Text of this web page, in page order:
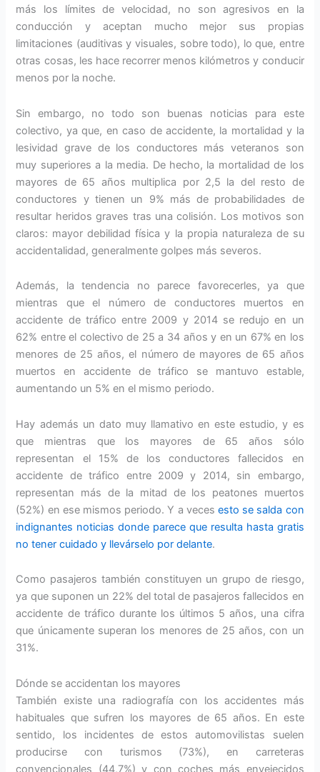
más los límites de velocidad, no son agresivos en la
conducción y aceptan mucho mejor sus propias
limitaciones (auditivas y visuales, sobre todo), lo que, entre
otras cosas, les hace recorrer menos kilómetros y conducir
menos por la noche.
Sin embargo, no todo son buenas noticias para este
colectivo, ya que, en caso de accidente, la mortalidad y la
lesividad grave de los conductores más veteranos son
muy superiores a la media. De hecho, la mortalidad de los
mayores de 65 años multiplica por 2,5 la del resto de
conductores y tienen un 9% más de probabilidades de
resultar heridos graves tras una colisión. Los motivos son
claros: mayor debilidad física y la propia naturaleza de su
accidentalidad, generalmente golpes más severos.
Además, la tendencia no parece favorecerles, ya que
mientras que el número de conductores muertos en
accidente de tráfico entre 2009 y 2014 se redujo en un
62% entre el colectivo de 25 a 34 años y en un 67% en los
menores de 25 años, el número de mayores de 65 años
muertos en accidente de tráfico se mantuvo estable,
aumentando un 5% en el mismo periodo.
Hay además un dato muy llamativo en este estudio, y es
que mientras que los mayores de 65 años sólo
representan el 15% de los conductores fallecidos en
accidente de tráfico entre 2009 y 2014, sin embargo,
representan más de la mitad de los peatones muertos
(52%) en ese mismos periodo. Y a veces esto se salda con
indignantes noticias donde parece que resulta hasta gratis
no tener cuidado y llevárselo por delante.
Como pasajeros también constituyen un grupo de riesgo,
ya que suponen un 22% del total de pasajeros fallecidos en
accidente de tráfico durante los últimos 5 años, una cifra
que únicamente superan los menores de 25 años, con un
31%.
Dónde se accidentan los mayores
También existe una radiografía con los accidentes más
habituales que sufren los mayores de 65 años. En este
sentido, los incidentes de estos automovilistas suelen
producirse con turismos (73%), en carreteras
convencionales (44,7%) y con coches más envejecidos